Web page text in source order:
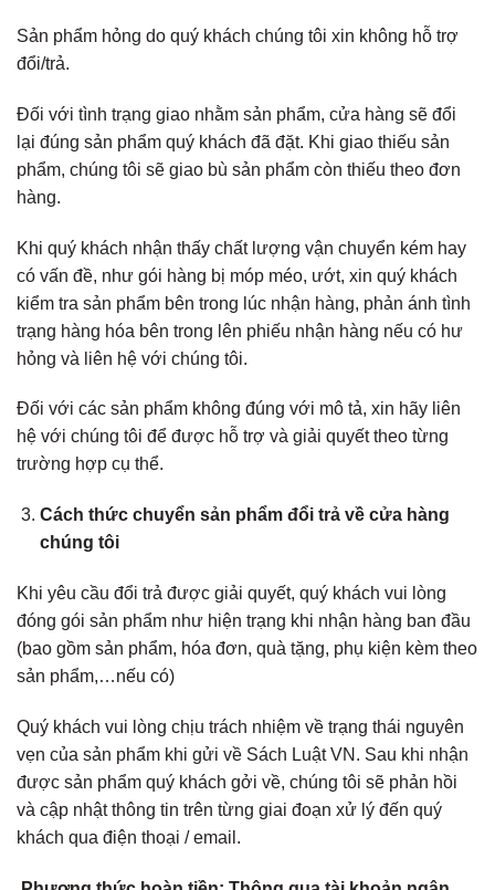
Sản phẩm hỏng do quý khách chúng tôi xin không hỗ trợ
đổi/trả.
Đối với tình trạng giao nhằm sản phẩm, cửa hàng sẽ đổi
lại đúng sản phẩm quý khách đã đặt. Khi giao thiếu sản
phẩm, chúng tôi sẽ giao bù sản phẩm còn thiếu theo đơn
hàng.
Khi quý khách nhận thấy chất lượng vận chuyển kém hay
có vấn đề, như gói hàng bị móp méo, ướt, xin quý khách
kiểm tra sản phẩm bên trong lúc nhận hàng, phản ánh tình
trạng hàng hóa bên trong lên phiếu nhận hàng nếu có hư
hỏng và liên hệ với chúng tôi.
Đối với các sản phẩm không đúng với mô tả, xin hãy liên
hệ với chúng tôi để được hỗ trợ và giải quyết theo từng
trường hợp cụ thể.
Cách thức chuyển sản phẩm đổi trả về cửa hàng
chúng tôi
Khi yêu cầu đổi trả được giải quyết, quý khách vui lòng
đóng gói sản phẩm như hiện trạng khi nhận hàng ban đầu
(bao gồm sản phẩm, hóa đơn, quà tặng, phụ kiện kèm theo
sản phẩm,…nếu có)
Quý khách vui lòng chịu trách nhiệm về trạng thái nguyên
vẹn của sản phẩm khi gửi về Sách Luật VN. Sau khi nhận
được sản phẩm quý khách gởi về, chúng tôi sẽ phản hồi
và cập nhật thông tin trên từng giai đoạn xử lý đến quý
khách qua điện thoại / email.